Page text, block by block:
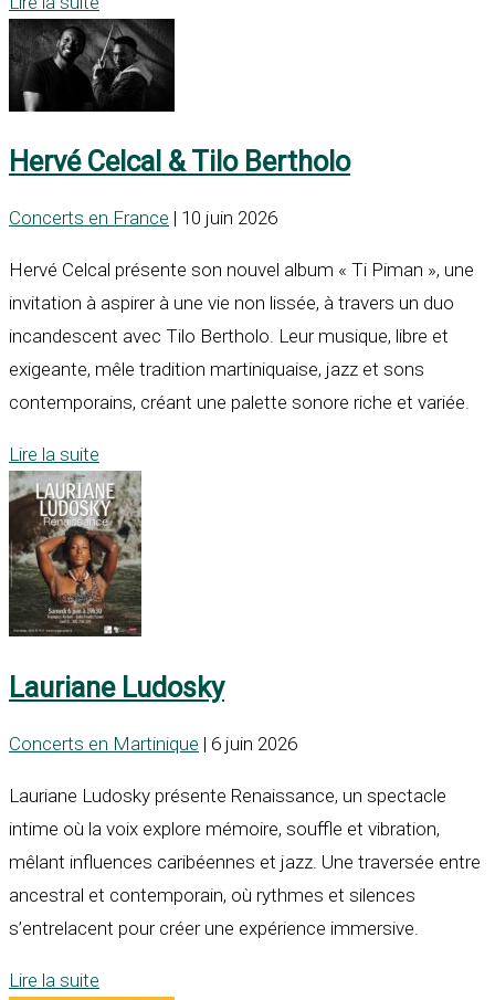
Hervé Celcal & Tilo Bertholo
Concerts en France | 10 juin 2026
Hervé Celcal présente son nouvel album « Ti Piman », une
invitation à aspirer à une vie non lissée, à travers un duo
incandescent avec Tilo Bertholo. Leur musique, libre et
exigeante, mêle tradition martiniquaise, jazz et sons
contemporains, créant une palette sonore riche et variée.
Lire la suite
Lauriane Ludosky
Concerts en Martinique | 6 juin 2026
Lauriane Ludosky présente Renaissance, un spectacle
intime où la voix explore mémoire, souffle et vibration,
mêlant influences caribéennes et jazz. Une traversée entre
ancestral et contemporain, où rythmes et silences
s’entrelacent pour créer une expérience immersive.
Lire la suite